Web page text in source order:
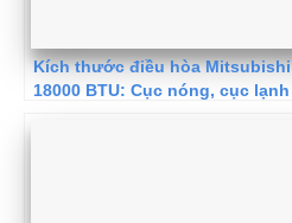
Kích thước điều hòa Mitsubishi
18000 BTU: Cục nóng, cục lạnh